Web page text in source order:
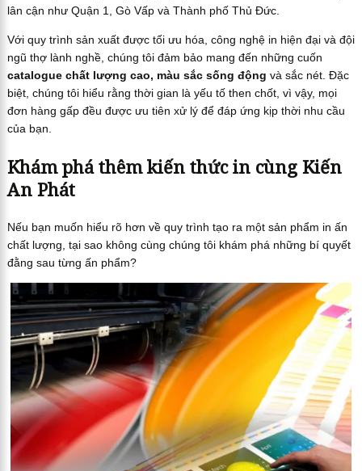
lân cận như Quận 1, Gò Vấp và Thành phố Thủ Đức.
Với quy trình sản xuất được tối ưu hóa, công nghệ in hiện đại và đội
ngũ thợ lành nghề, chúng tôi đảm bảo mang đến những cuốn
catalogue chất lượng cao, màu sắc sống động và sắc nét. Đặc
biệt, chúng tôi hiểu rằng thời gian là yếu tố then chốt, vì vậy, mọi
đơn hàng gấp đều được ưu tiên xử lý để đáp ứng kịp thời nhu cầu
của bạn.
Khám phá thêm kiến thức in cùng Kiến
An Phát
Nếu bạn muốn hiểu rõ hơn về quy trình tạo ra một sản phẩm in ấn
chất lượng, tại sao không cùng chúng tôi khám phá những bí quyết
đằng sau từng ấn phẩm?